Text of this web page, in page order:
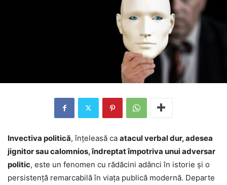
Invectiva politică, înţeleasă ca atacul verbal dur, adesea
jignitor sau calomnios, îndreptat împotriva unui adversar
politic, este un fenomen cu rădăcini adânci în istorie şi o
persistenţă remarcabilă în viaţa publică modernă. Departe